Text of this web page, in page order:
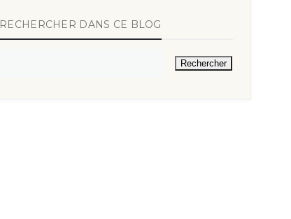
RECHERCHER DANS CE BLOG